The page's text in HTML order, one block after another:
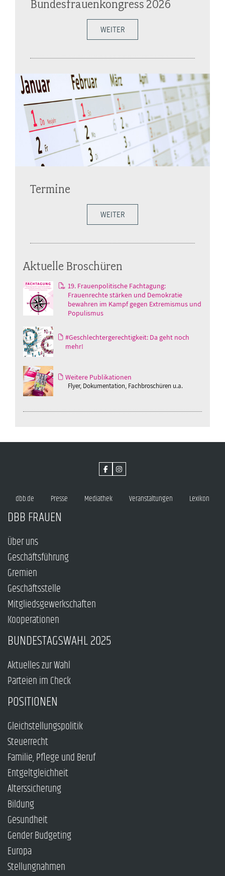
Bundesfrauenkongress 2026
WEITER
Termine
WEITER
Aktuelle Broschüren
19. Frauenpolitische Fachtagung:
Frauenrechte stärken und Demokratie
bewahren im Kampf gegen Extremismus und
Populismus
#Geschlechtergerechtigkeit: Da geht noch
mehr!
Weitere Publikationen
Flyer, Dokumentation, Fachbroschüren u.a.
dbb.de Presse Mediathek Veranstaltungen Lexikon
DBB FRAUEN
Über uns
Geschäftsführung
Gremien
Geschäftsstelle
Mitgliedsgewerkschaften
Kooperationen
BUNDESTAGSWAHL 2025
Aktuelles zur Wahl
Parteien im Check
POSITIONEN
Gleichstellungspolitik
Steuerrecht
Familie, Pflege und Beruf
Entgeltgleichheit
Alterssicherung
Bildung
Gesundheit
Gender Budgeting
Europa
Stellungnahmen